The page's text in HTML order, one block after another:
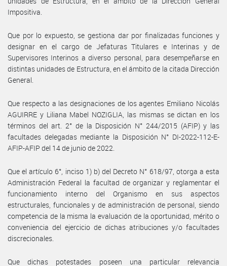
Impositiva.
Que por lo expuesto, se gestiona dar por finalizadas funciones y
designar en el cargo de Jefaturas Titulares e Interinas y de
Supervisores Interinos a diverso personal, para desempeñarse en
distintas unidades de Estructura, en el ámbito de la citada Dirección
General.
Que respecto a las designaciones de los agentes Emiliano Nicolás
AGUIRRE y Liliana Mabel NOZIGLIA, las mismas se dictan en los
términos del art. 2° de la Disposición N° 244/2015 (AFIP) y las
facultades delegadas mediante la Disposición N° DI-2022-112-E-
AFIP-AFIP del 14 de junio de 2022.
Que el artículo 6°, inciso 1) b) del Decreto N° 618/97, otorga a esta
Administración Federal la facultad de organizar y reglamentar el
funcionamiento interno del Organismo en sus aspectos
estructurales, funcionales y de administración de personal, siendo
competencia de la misma la evaluación de la oportunidad, mérito o
conveniencia del ejercicio de dichas atribuciones y/o facultades
discrecionales.
Que dichas potestades poseen una particular relevancia